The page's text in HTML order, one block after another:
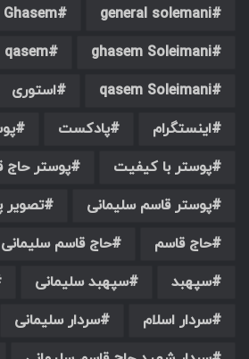
general solemani
Ghasem
ghasem Soleimani
qasem
qasem Soleimani
استوری
اینستگرام
پادکست
پوستر با کیفیت
پوستر حاج
پوستر قاسم سلیمانی
تصویر
حاج قاسم
حاج قاسم سلیمانی
سپهبد
سپهبد سلیمانی
سردار اسلام
سردار سلیمانی